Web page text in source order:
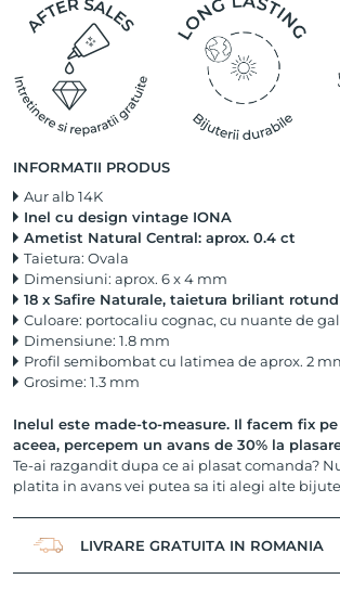
INFORMATII PRODUS
Aur alb 14K
Inel cu design vintage IONA
Ametist Natural Central: aprox. 0.4 ct
Taietura: Ovala
Dimensiuni: aprox. 6 x 4 mm
18 x Safire Naturale, taietura briliant rotund
Culoare: portocaliu cognac, cu nuante de
Dimensiune: 1.8 mm
Profil semibombat cu latimea de aprox. 2
Grosime: 1.3 mm
Inelul este made-to-measure. Il facem fix
aceea, percepem un avans de 30% la
Te-ai razgandit dupa ce ai plasat comanda?
platita in avans vei putea sa iti alegi alte
LIVRARE GRATUITA IN ROMANIA